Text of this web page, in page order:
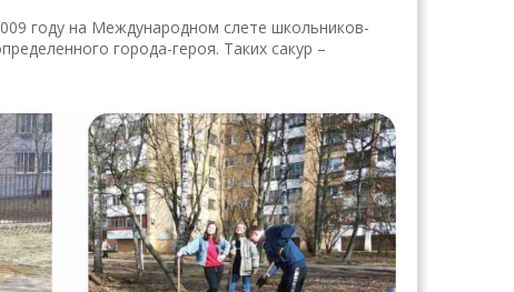
году на Международном слете школьников-
города-героя. Таких сакур –